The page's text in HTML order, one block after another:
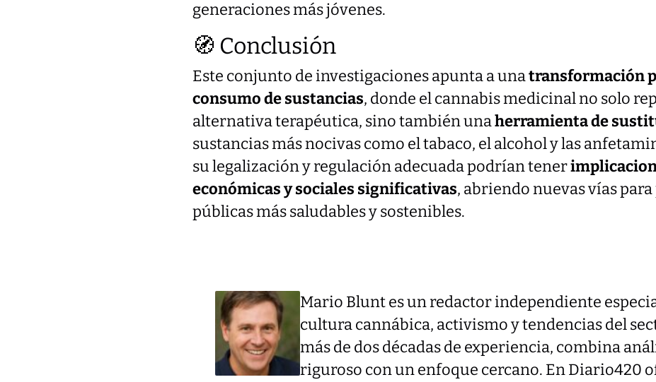
generaciones más jóvenes.
🧭 Conclusión
Este conjunto de investigaciones apunta a unatransformación
consumo de sustancias, donde el cannabis medicinal no solo
alternativa terapéutica, sino también unaherramienta de
sustancias más nocivas como el tabaco, el alcohol y las
su legalización y regulación adecuada podrían tener
económicas y sociales significativas, abriendo nuevas vías
públicas más saludables y sostenibles.
Mario Blunt es un redactor independiente
cultura cannábica, activismo y tendencias del
más de dos décadas de experiencia, combina
riguroso con un enfoque cercano. En Diario420